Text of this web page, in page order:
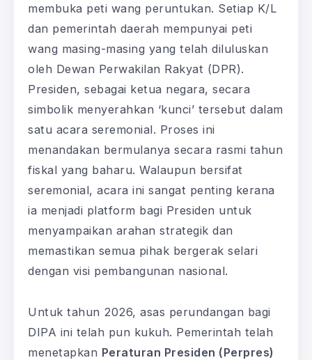
membuka peti wang peruntukan. Setiap K/L
dan pemerintah daerah mempunyai peti
wang masing-masing yang telah diluluskan
oleh Dewan Perwakilan Rakyat (DPR).
Presiden, sebagai ketua negara, secara
simbolik menyerahkan ‘kunci’ tersebut dalam
satu acara seremonial. Proses ini
menandakan bermulanya secara rasmi tahun
fiskal yang baharu. Walaupun bersifat
seremonial, acara ini sangat penting kerana
ia menjadi platform bagi Presiden untuk
menyampaikan arahan strategik dan
memastikan semua pihak bergerak selari
dengan visi pembangunan nasional.
Untuk tahun 2026, asas perundangan bagi
DIPA ini telah pun kukuh. Pemerintah telah
menetapkan Peraturan Presiden (Perpres)